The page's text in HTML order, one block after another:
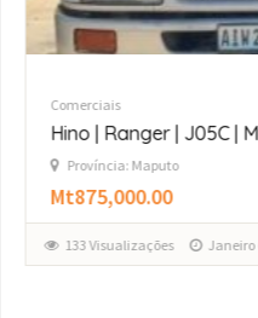
Comerciais
Camião
Toneladas
Província: Maputo
Mt9,000,000.00